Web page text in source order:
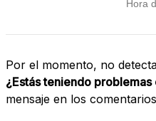
Por el momento, no
¿Estás teniendo
mensaje en los